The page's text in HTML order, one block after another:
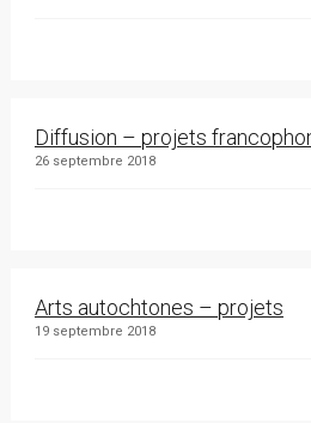
Diffusion – projets
26 septembre 2018
Arts autochtones – projets
19 septembre 2018